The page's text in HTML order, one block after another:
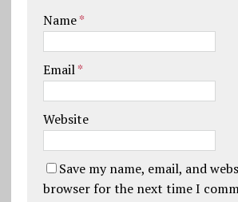
Name*
Email*
Website
Save my name, email, and
browser for the next time I